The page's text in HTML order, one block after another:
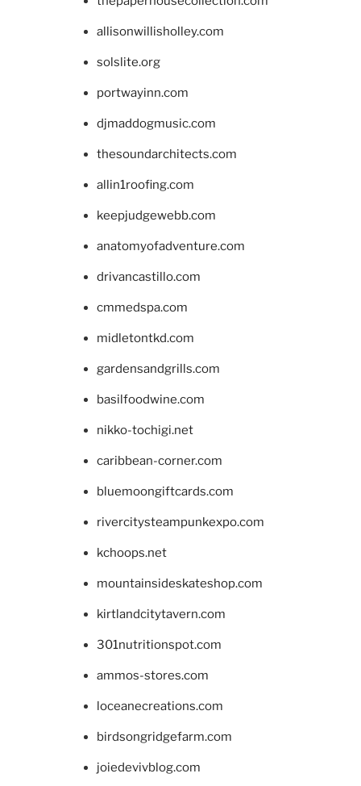
allisonwillisholley.com
solslite.org
portwayinn.com
djmaddogmusic.com
thesoundarchitects.com
allin1roofing.com
keepjudgewebb.com
anatomyofadventure.com
drivancastillo.com
cmmedspa.com
midletontkd.com
gardensandgrills.com
basilfoodwine.com
nikko-tochigi.net
caribbean-corner.com
bluemoongiftcards.com
rivercitysteampunkexpo.com
kchoops.net
mountainsideskateshop.com
kirtlandcitytavern.com
301nutritionspot.com
ammos-stores.com
loceanecreations.com
birdsongridgefarm.com
joiedevivblog.com